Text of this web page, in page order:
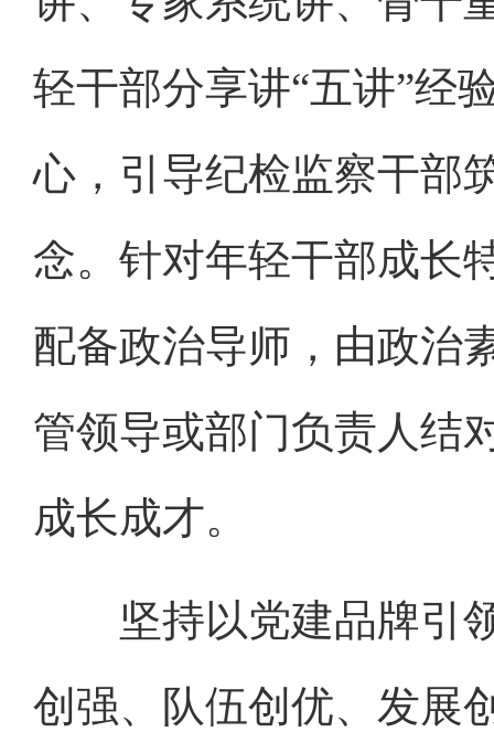
轻干部分享讲“五讲”经
心，引导纪检监察干部
念。针对年轻干部成长
配备政治导师，由政治
管领导或部门负责人结
成长成才。
坚持以党建品牌引领
创强、队伍创优、发展